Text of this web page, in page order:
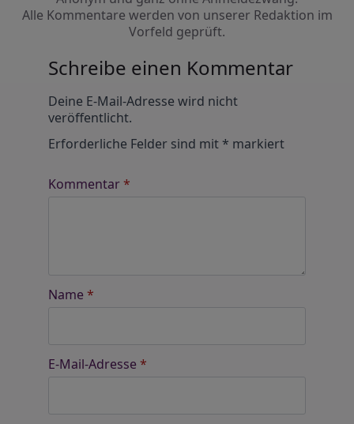
Alle Kommentare werden von unserer Redaktion im
Vorfeld geprüft.
Schreibe einen Kommentar
Deine E-Mail-Adresse wird nicht
veröffentlicht.
Erforderliche Felder sind mit* markiert
Kommentar*
Name *
E-Mail-Adresse *